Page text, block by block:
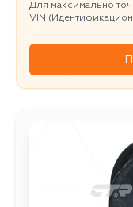
Для максимально
VIN